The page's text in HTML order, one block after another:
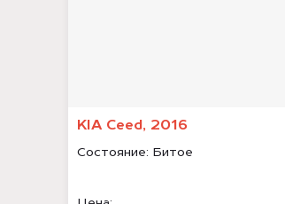
KIA Ceed, 2016
Состояние: Битое